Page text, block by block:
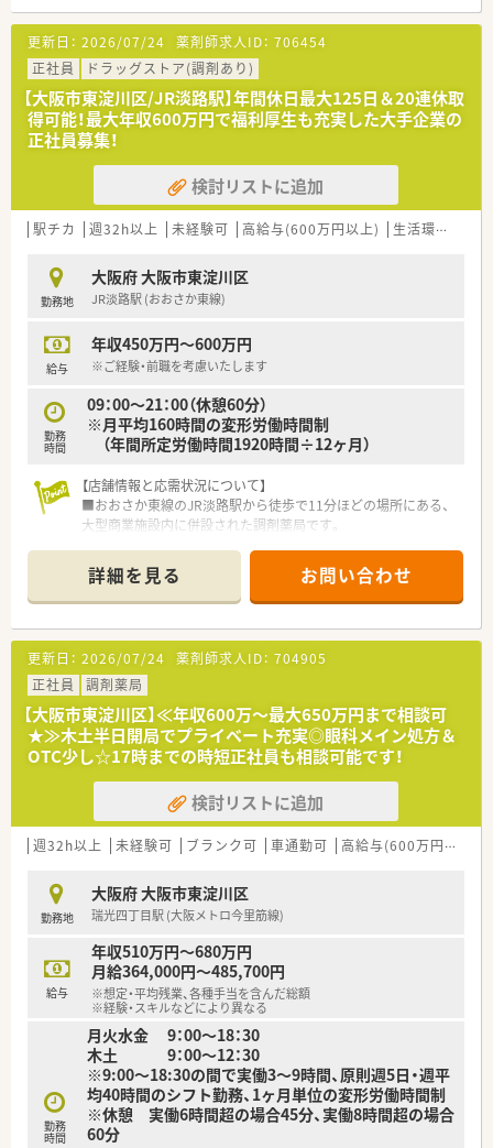
【求人情報について】
■調剤経験3年程度で年収500万円以上が可能で、経験やスキル
を高く評価する給与体系です。
■ラウンダー勤務が可能な場合は、年収600万円から700万円の
高待遇も相談できます。
■正社員としての採用で、安定した収入と充実した福利厚生のも
とで長く働くことができます。
【勤務実態について】
■変形労働時間制を採用しており、週40時間の勤務でメリハリ
をつけて業務に取り組めます。
20時間程度の実績です。
■年間休日は105日から110日程度ですが、高水準の給与で還元
する方針をとっています。
更新日： 2026/07/24 薬剤師求人ID： 706454
正社員
ドラッグストア(調剤あり)
【大阪市東淀川区/JR淡路駅】年間休日最大125日＆20連休取
得可能！最大年収600万円で福利厚生も充実した大手企業の
正社員募集！
検討リストに追加
駅チカ 週32h以上 未経験可 高給与(600万円以上) 生活環境充実
勤務地
大阪府 大阪市東淀川区
JR淡路駅 (おおさか東線)
給与
年収450万円～600万円
※ご経験・前職を考慮いたします
勤務
時間
09：00～21：00（休憩60分）
※月平均160時間の変形労働時間制
（年間所定労働時間1920時間÷12ヶ月）
【店舗情報と応需状況について】
■おおさか東線のJR淡路駅から徒歩で11分ほどの場所にある、
大型商業施設内に併設された調剤薬局です。
体的な科目については現在確認中となります。
■営業時間は月曜日から日曜日および祝日も含めて、毎日09:00
から21:00までとなっております。
【求人情報について】
■正社員としての募集となり、給与はご経験や前職をしっかりと
考慮した上で年収450万円から600万円の範囲で決定します。
■昇給は年1回3月にあり、賞与は5月と7月と12月の年3回支給
され、5月は業績連動による賞与が支給される制度です。
■薬剤師手当や地域手当に加えて、子女教育手当や住宅助成金な
どの手当項目が充実しており生活面から手厚くサポートされま
す。
【勤務実態について】
■勤務時間はシフト制を導入しており、週32時間以上の勤務条
す。
■年間休日は120日から125日確保されており、最大20日間の長
期連休を分割して取得できるためプライベートも充実します。
■育児休業は最大3年間の取得が可能であり、復帰率も非常に高
く育児時短勤務はお子様が小学校を卒業するまで利用できま
す。
詳細を見る お問い合わせ
更新日： 2026/07/24 薬剤師求人ID： 704905
正社員
調剤薬局
【大阪市東淀川区】≪年収600万～最大650万円まで相談可
★≫木土半日開局でプライベート充実◎眼科メイン処方＆
OTC少し☆17時までの時短正社員も相談可能です！
検討リストに追加
週32h以上 未経験可 ブランク可 車通勤可 高給与(600万円以上)
勤務地
大阪府 大阪市東淀川区
瑞光四丁目駅 (大阪メトロ今里筋線)
給与
年収510万円～680万円
月給364,000円～485,700円
※想定・平均残業、各種手当を含んだ総額
※経験・スキルなどにより異なる
勤務
時間
月火水金 9：00～18：30
木土 9：00～12：30
※9:00～18:30の間で実働3～9時間、原則週5日・週平
均40時間のシフト勤務、1ヶ月単位の変形労働時間制
※休憩 実働6時間超の場合45分、実働8時間超の場合
60分